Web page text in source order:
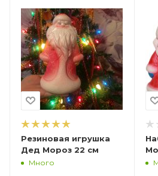
Резиновая игрушка
Дед Мороз 22 см
Много